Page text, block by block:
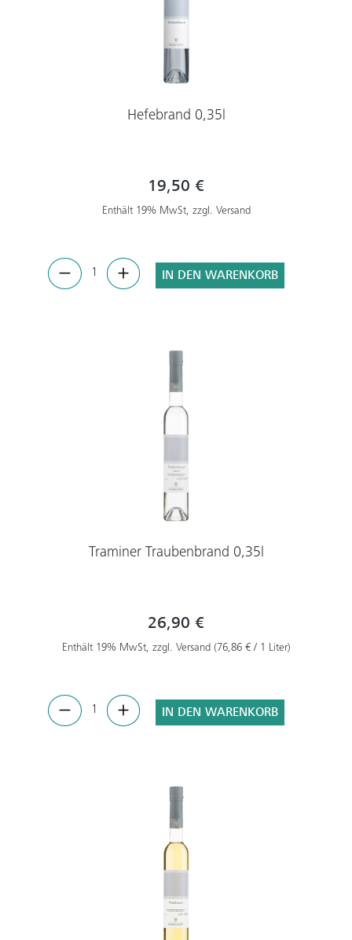
Hefebrand 0,35l
19,50 €
Enthält 19% MwSt, zzgl. Versand
IN DEN WARENKORB
Traminer Traubenbrand 0,35l
26,90 €
Enthält 19% MwSt, zzgl. Versand (76,86 € / 1 Liter)
IN DEN WARENKORB